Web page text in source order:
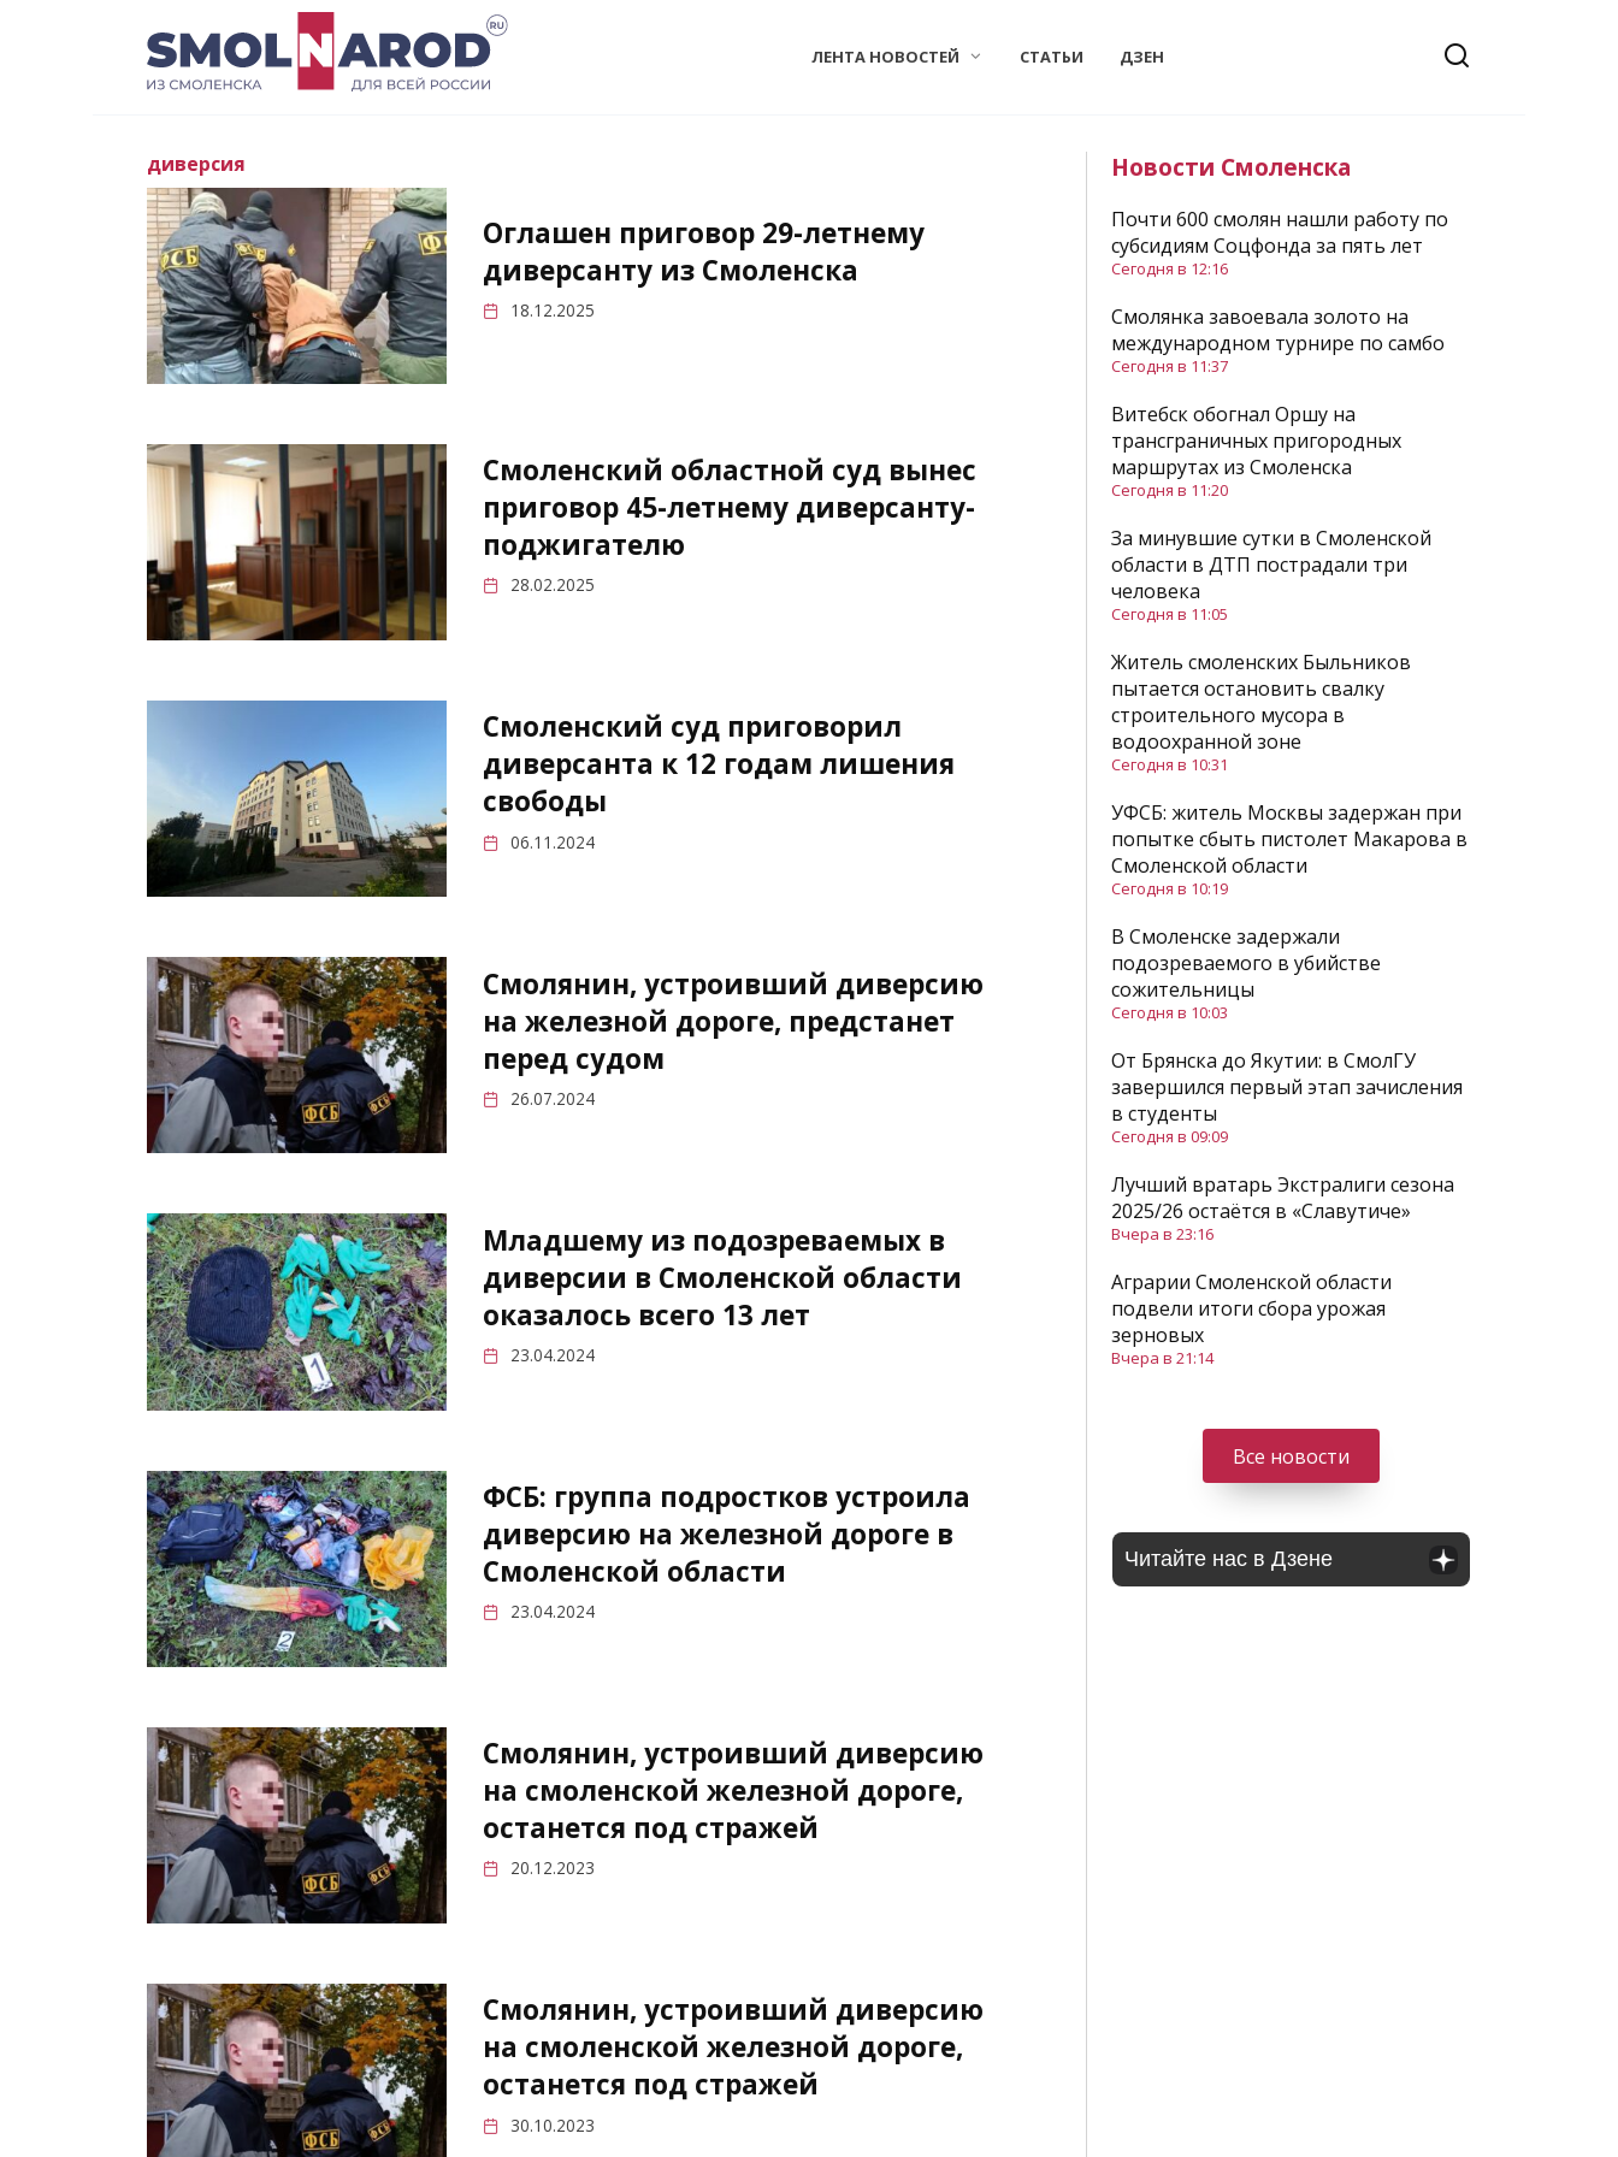
ЛЕНТА НОВОСТЕЙ СТАТЬИ ДЗЕН
диверсия
Оглашен приговор 29-летнему
диверсанту из Смоленска
18.12.2025
Смоленский областной суд вынес
приговор 45-летнему диверсанту-
поджигателю
28.02.2025
Смоленский суд приговорил
диверсанта к 12 годам лишения
свободы
06.11.2024
Смолянин, устроивший диверсию
на железной дороге, предстанет
перед судом
26.07.2024
Младшему из подозреваемых в
диверсии в Смоленской области
оказалось всего 13 лет
23.04.2024
ФСБ: группа подростков устроила
диверсию на железной дороге в
Смоленской области
23.04.2024
Смолянин, устроивший диверсию
на смоленской железной дороге,
останется под стражей
20.12.2023
Смолянин, устроивший диверсию
на смоленской железной дороге,
останется под стражей
30.10.2023
Новости Смоленска
Почти 600 смолян нашли работу по
субсидиям Соцфонда за пять лет
Сегодня в 12:16
Смолянка завоевала золото на
международном турнире по самбо
Сегодня в 11:37
Витебск обогнал Оршу на
трансграничных пригородных
маршрутах из Смоленска
Сегодня в 11:20
За минувшие сутки в Смоленской
области в ДТП пострадали три
человека
Сегодня в 11:05
Житель смоленских Быльников
пытается остановить свалку
строительного мусора в
водоохранной зоне
Сегодня в 10:31
УФСБ: житель Москвы задержан при
попытке сбыть пистолет Макарова в
Смоленской области
Сегодня в 10:19
В Смоленске задержали
подозреваемого в убийстве
сожительницы
Сегодня в 10:03
От Брянска до Якутии: в СмолГУ
завершился первый этап зачисления
в студенты
Сегодня в 09:09
Лучший вратарь Экстралиги сезона
2025/26 остаётся в «Славутиче»
Вчера в 23:16
Аграрии Смоленской области
подвели итоги сбора урожая
зерновых
Вчера в 21:14
Все новости
Читайте нас в Дзене